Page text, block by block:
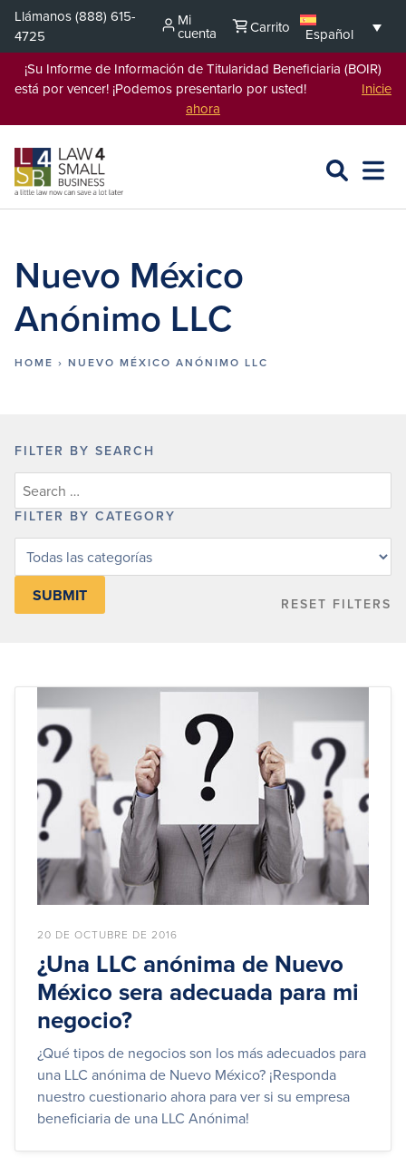
Saltar
contenido
Llámanos(888) 615-
4725
Mi
cuenta Carrito
Español
¡Su Informe de Información de Titularidad Beneficiaria (BOIR)
está por vencer! ¡Podemos presentarlo por usted! Inicie
ahora
BUSCAR
L4SB
ABRIR
Nuevo México
Anónimo LLC
HOME › NUEVO MÉXICO ANÓNIMO LLC
FILTER BY SEARCH
FILTER BY CATEGORY
Filter
category
RESET FILTERS
20 DE OCTUBRE DE 2016
¿Una LLC anónima de Nuevo
México sera adecuada para mi
negocio?
¿Qué tipos de negocios son los más adecuados para
una LLC anónima de Nuevo México? ¡Responda
nuestro cuestionario ahora para ver si su empresa
beneficiaria de una LLC Anónima!